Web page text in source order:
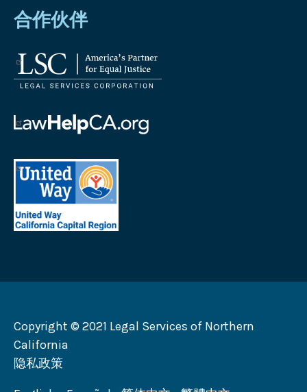
合作伙伴
法
律
务
公
徽
法
律
帮
加
州
标
加
首
府
地
区
劝
徽
标
Copyright © 2021 Legal Services of Northern
California
隐私政策